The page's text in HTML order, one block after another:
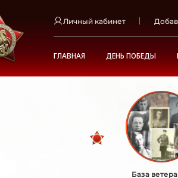
Личный кабинет
ГЛАВНАЯ ДЕНЬ ПОБЕДЫ
База